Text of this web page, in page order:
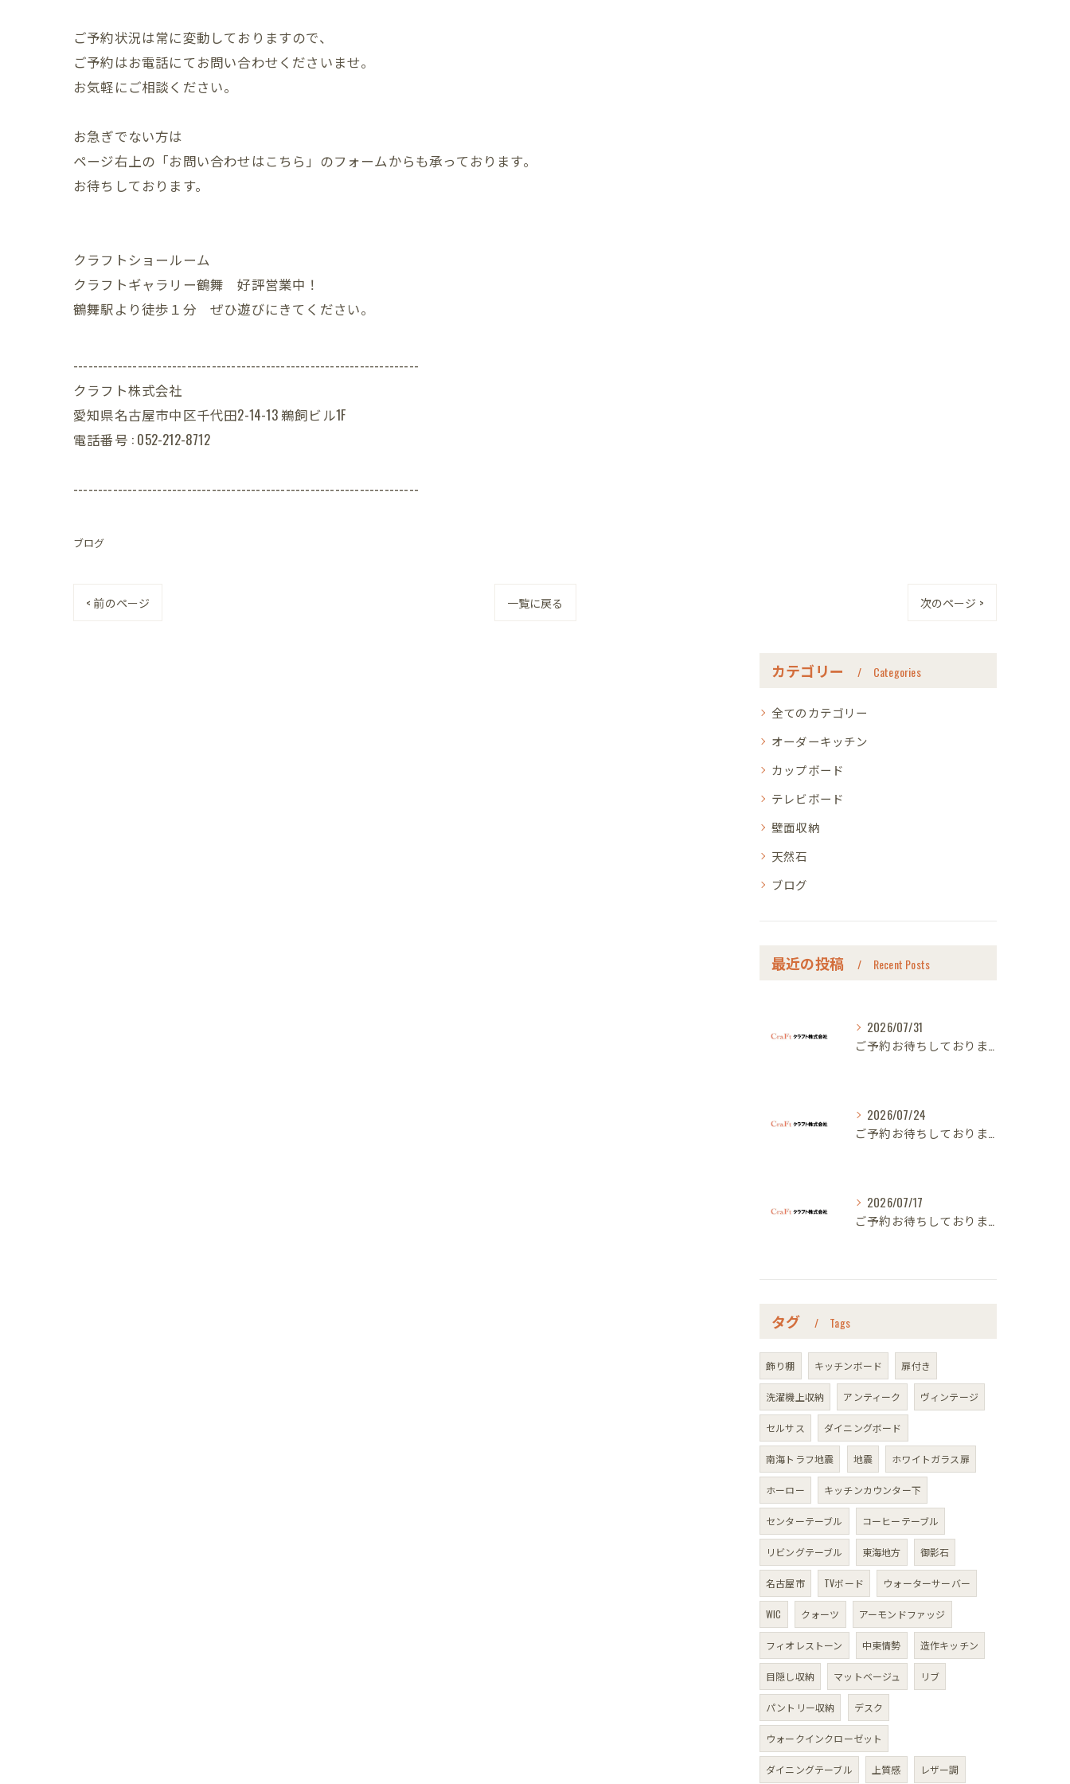
ご予約状況は常に変動しておりますので、
ご予約はお電話にてお問い合わせくださいませ。
お気軽にご相談ください。
お急ぎでない方は
ページ右上の「お問い合わせはこちら」のフォームからも承っております。
お待ちしております。
クラフトショールーム
クラフトギャラリー鶴舞 好評営業中！
鶴舞駅より徒歩１分 ぜひ遊びにきてください。
----------------------------------------------------------------------
クラフト株式会社
愛知県名古屋市中区千代田2-14-13 鵜飼ビル1F
電話番号 : 052-212-8712
----------------------------------------------------------------------
ブログ
< 前のページ 一覧に戻る 次のページ >
カテゴリー Categories
全てのカテゴリー
オーダーキッチン
カップボード
テレビボード
壁面収納
天然石
ブログ
最近の投稿 Recent Posts
2026/07/31
ご予約お待ちしております｜名古屋のオーダー家具ならクラフト
2026/07/24
ご予約お待ちしております｜名古屋のオーダー家具ならクラフト
2026/07/17
ご予約お待ちしております｜名古屋のオーダー家具ならクラフト
タグ Tags
飾り棚 キッチンボード 扉付き
洗濯機上収納 アンティーク ヴィンテージ
セルサス ダイニングボード
南海トラフ地震 地震 ホワイトガラス扉
ホーロー キッチンカウンター下
センターテーブル コーヒーテーブル
リビングテーブル 東海地方 御影石
名古屋市 TVボード ウォーターサーバー
WIC クォーツ アーモンドファッジ
フィオレストーン 中東情勢 造作キッチン
目隠し収納 マットベージュ リブ
パントリー収納 デスク
ウォークインクローゼット
ダイニングテーブル 上質感 レザー調